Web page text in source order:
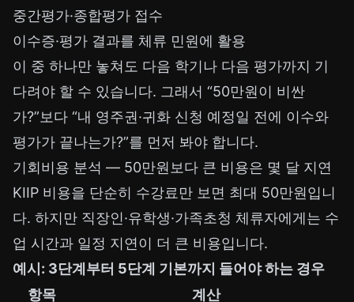
중간평가·종합평가 접수
이수증·평가 결과를 체류 민원에 활용
이 중 하나만 놓쳐도 다음 학기나 다음 평가까지 기
다려야 할 수 있습니다. 그래서 “50만원이 비싼
가?”보다 “내 영주권·귀화 신청 예정일 전에 이수와
평가가 끝나는가?”를 먼저 봐야 합니다.
기회비용 분석 — 50만원보다 큰 비용은 몇 달 지연
KIIP 비용을 단순히 수강료만 보면 최대 50만원입니
다. 하지만 직장인·유학생·가족초청 체류자에게는 수
업 시간과 일정 지연이 더 큰 비용입니다.
예시: 3단계부터 5단계 기본까지 들어야 하는 경우
항목
계산